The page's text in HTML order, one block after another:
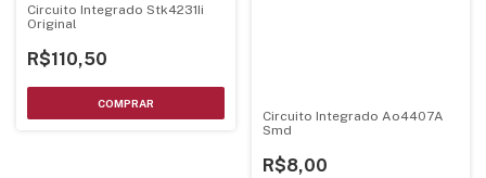
Circuito Integrado Stk4231Ii
Original
R$110,50
Circuito Integrado Ao4407A
Smd
R$8,00